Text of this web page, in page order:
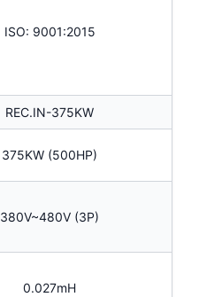
ISO: 9001:2015
REC.IN-375KW
375KW (500HP)
380V~480V (3P)
0.027mH